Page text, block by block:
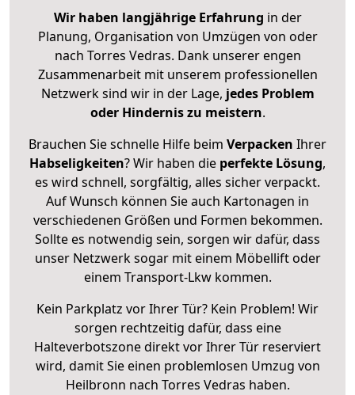
Wir haben langjährige Erfahrung in der
Planung, Organisation von Umzügen von oder
nach Torres Vedras. Dank unserer engen
Zusammenarbeit mit unserem professionellen
Netzwerk sind wir in der Lage, jedes Problem
oder Hindernis zu meistern.
Brauchen Sie schnelle Hilfe beim Verpacken Ihrer
Habseligkeiten? Wir haben die perfekte Lösung,
es wird schnell, sorgfältig, alles sicher verpackt.
Auf Wunsch können Sie auch Kartonagen in
verschiedenen Größen und Formen bekommen.
Sollte es notwendig sein, sorgen wir dafür, dass
unser Netzwerk sogar mit einem Möbellift oder
einem Transport-Lkw kommen.
Kein Parkplatz vor Ihrer Tür? Kein Problem! Wir
sorgen rechtzeitig dafür, dass eine
Halteverbotszone direkt vor Ihrer Tür reserviert
wird, damit Sie einen problemlosen Umzug von
Heilbronn nach Torres Vedras haben.